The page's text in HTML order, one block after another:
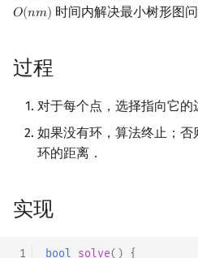
格式手册
镜像站列表
学习资源
命令行编译与调试
Special Judge
Polygon
OJ 工具
C++ 与其他常用语言的区别
Java 速成
递归 & 分治
前缀和 & 差分
倍增
构造
启发式搜索
IDA*
Dancing Links
Alpha–Beta 剪枝
区间 DP
状压 DP
插头 DP
计数 DP
字符串哈希
Boyer–Moore 算法
AC 自动机
后缀数组 (SA)
二进制集合操作
置换和排列
复数
数论
哈希表
块状数据结构
单调队列
ST 表
最近公共祖先
虚树
动态树分治
AHU 算法
过程
点/边连通度
上下界网络流
一般图最大权匹配
Pick 定理
扫描线
半平面交
平面最近点对
分数规划
有限状态自动机
字节顺序
约瑟夫问题
𝑂(𝑛𝑚)
O(nm) 时间内解决最小树形图问
过程
对于每个点，选择指向它的
如果没有环，算法终止；
环的距离．
实现
1
bool solve() {